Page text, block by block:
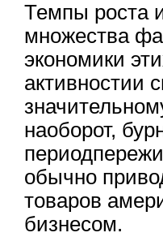
Темпы роста
множества
экономики
активностии
наоборот,
обычно
товаров
бизнесом.